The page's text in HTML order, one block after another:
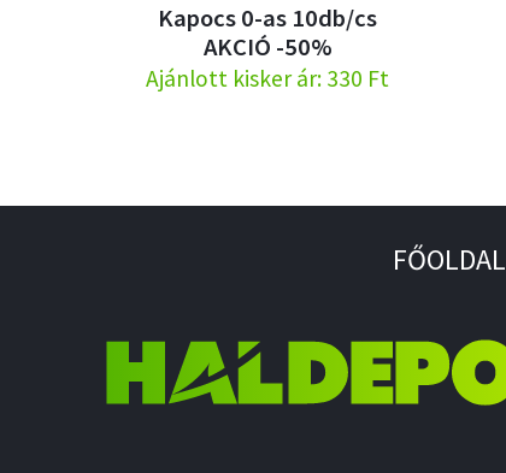
Kapocs 0-as 10db/cs
AKCIÓ -50%
Ajánlott kisker ár: 330 Ft
FŐOLDAL